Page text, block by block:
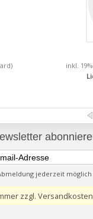
inkl.
jederzeit möglich
zzgl.